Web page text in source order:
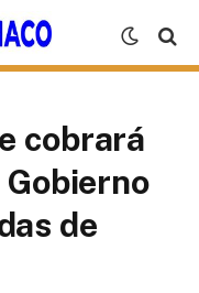
cobrará
de